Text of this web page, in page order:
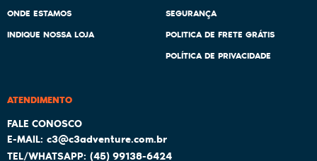
ONDE ESTAMOS
INDIQUE NOSSA LOJA
SEGURANÇA
POLITICA DE FRETE GRÁTIS
POLÍTICA DE PRIVACIDADE
ATENDIMENTO
(45)99138-6424
c3@c3adventure.com.br